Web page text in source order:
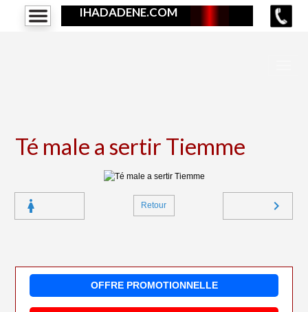
IHADADENE.COM
Té male a sertir Tiemme
Retour
OFFRE PROMOTIONNELLE